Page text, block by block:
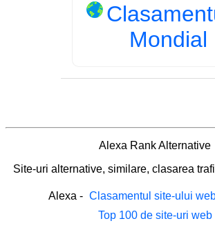
Mondial
Alexa Rank Alternative
Site-uri alternative, similare, clasarea
Alexa - Clasamentul site-ului
Top 100 de site-uri web